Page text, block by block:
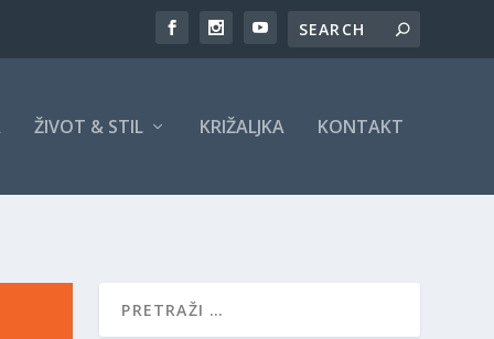
ŽIVOT & STIL KRIŽALJKA KONTAKT